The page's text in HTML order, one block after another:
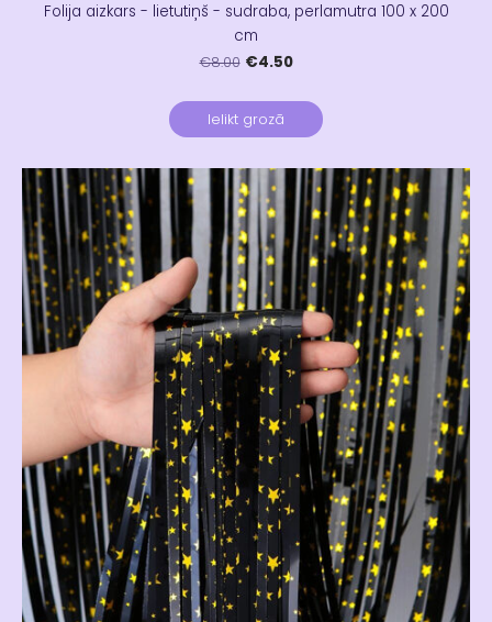
Folija aizkars - lietutiņš - sudraba, perlamutra 100 x 200
cm
€8.00 €4.50
Ielikt grozā